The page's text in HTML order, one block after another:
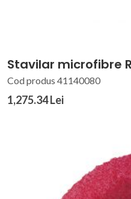
Stavilar microfibre
Cod produs 41140080
1,275.34 Lei